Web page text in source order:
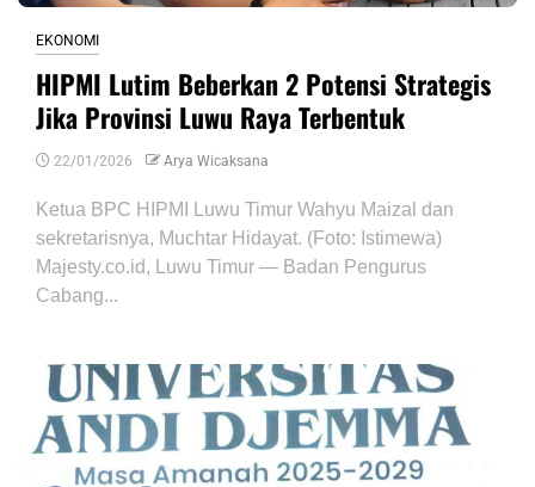
EKONOMI
HIPMI Lutim Beberkan 2 Potensi Strategis
Jika Provinsi Luwu Raya Terbentuk
22/01/2026 Arya Wicaksana
Ketua BPC HIPMI Luwu Timur Wahyu Maizal dan
sekretarisnya, Muchtar Hidayat. (Foto: Istimewa)
Majesty.co.id, Luwu Timur — Badan Pengurus
Cabang...